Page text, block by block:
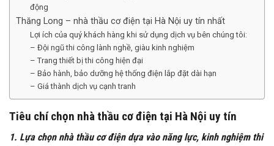
động
Thăng Long – nhà thầu cơ điện tại Hà Nội uy tín nhất
Lợi ích của quý khách hàng khi sử dụng dịch vụ bên chúng tôi:
– Đội ngũ thi công lành nghề, giàu kinh nghiệm
– Trang thiết bị thi công hiện đại
– Bảo hành, bảo dưỡng hệ thống điện lắp đặt dài hạn
– Giá thành dịch vụ cạnh tranh
Tiêu chí chọn nhà thầu cơ điện tại Hà Nội uy tín
1. Lựa chọn nhà thầu cơ điện dựa vào năng lực, kinh nghiệm thi